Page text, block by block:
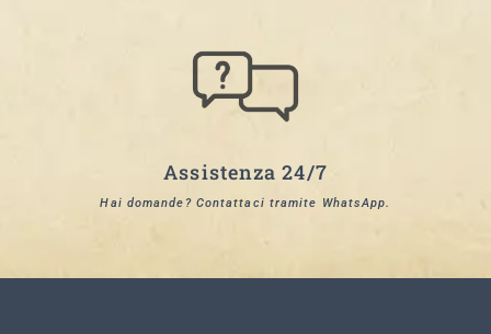
Assistenza 24/7
Hai domande? Contattaci tramite WhatsApp.